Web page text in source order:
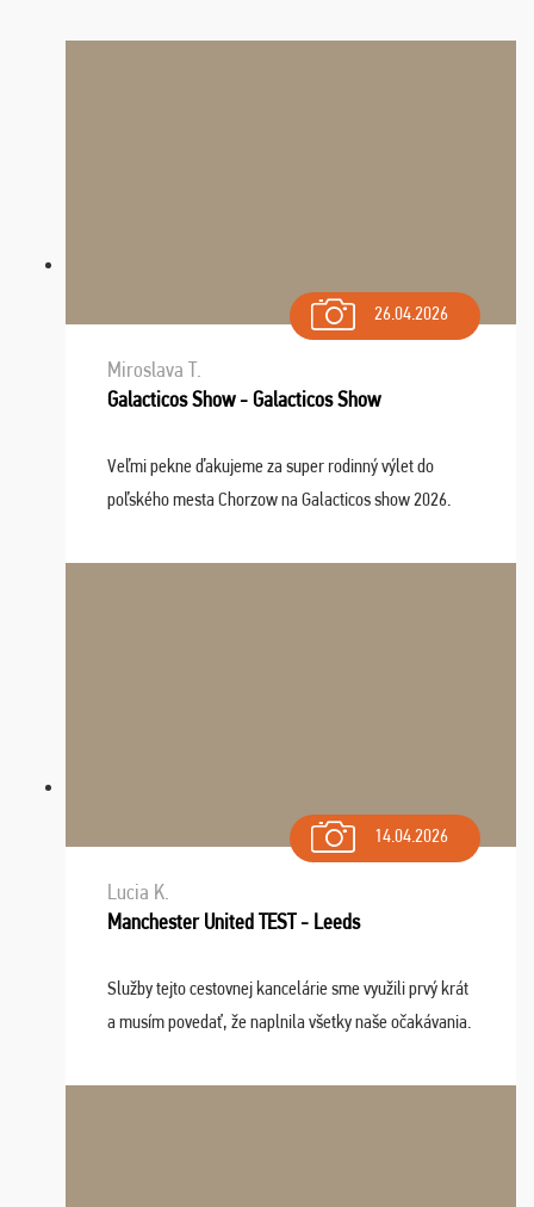
26.04.2026
Miroslava T.
Galacticos Show - Galacticos Show
Veľmi pekne ďakujeme za super rodinný výlet do
poľského mesta Chorzow na Galacticos show 2026.
Navštívili sme aj zábavný park Legendia, previe ...
14.04.2026
Lucia K.
Manchester United TEST - Leeds
Služby tejto cestovnej kancelárie sme využili prvý krát
a musím povedať, že naplnila všetky naše očakávania.
dispozícii nonstop (milí, profesionálni ...